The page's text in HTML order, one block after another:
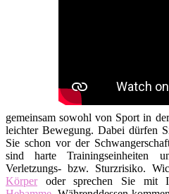
gemeinsam sowohl von Sport in
leichter Bewegung. Dabei dürfen
Sie schon vor der
sind harte Trainingseinheiten
Verletzungs- bzw. Sturzrisiko.
Körperoder sprechen Sie mit